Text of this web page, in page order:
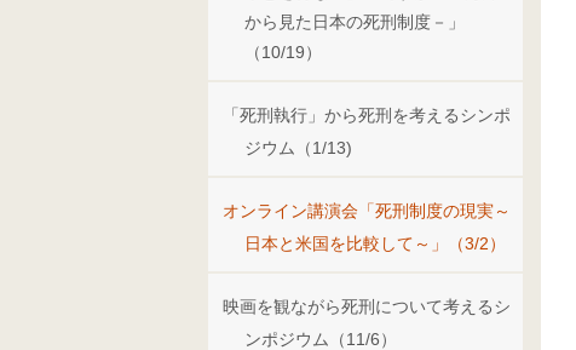
から見た日本の死刑制度－」
（10/19）
「死刑執行」から死刑を考えるシンポ
ジウム（1/13)
オンライン講演会「死刑制度の現実～
日本と米国を比較して～」（3/2）
映画を観ながら死刑について考えるシ
ンポジウム（11/6）